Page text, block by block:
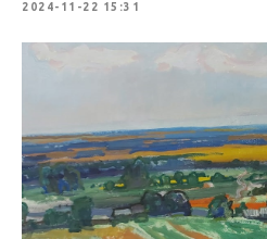
2024-11-22 15:31